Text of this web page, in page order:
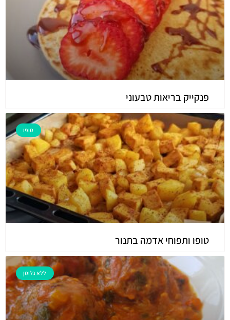
פנקייק בריאות טבעוני
טופו
טופו ותפוחי אדמה בתנור
ללא גלוטן